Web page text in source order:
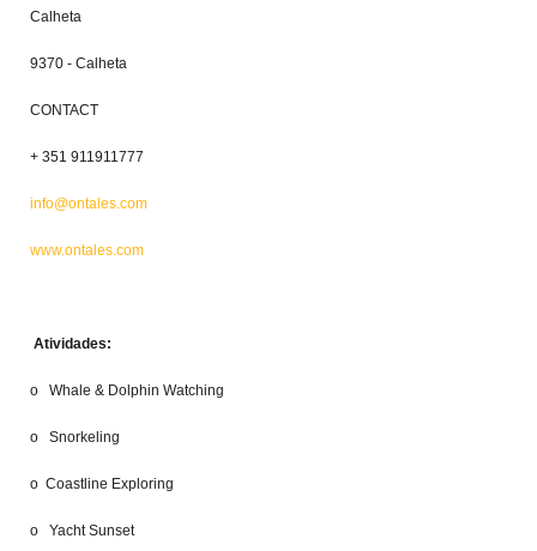
Calheta
9370 - Calheta
CONTACT
+ 351 911911777
info@ontales.com
www.ontales.com
Atividades:
o Whale & Dolphin Watching
o Snorkeling
o Coastline Exploring
o Yacht Sunset